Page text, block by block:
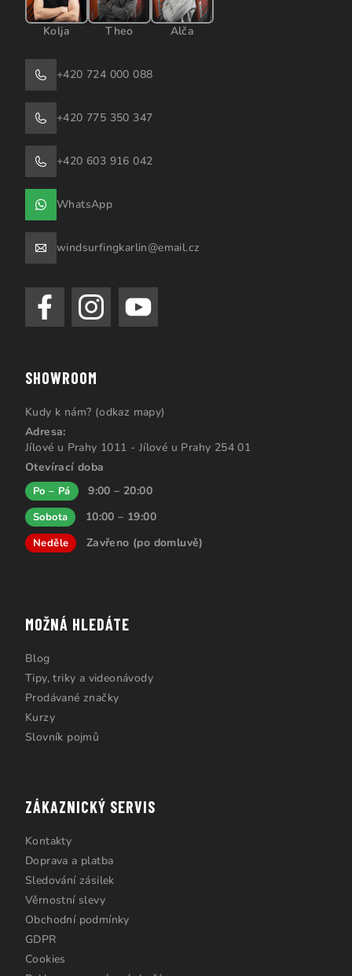
Kolja Theo Alča
+420 724 000 088
+420 775 350 347
+420 603 916 042
WhatsApp
windsurfingkarlin@email.cz
SHOWROOM
Kudy k nám? (odkaz mapy)
Adresa:
Jílové u Prahy 1011 - Jílové u Prahy 254 01
Otevírací doba
Po – Pá 9:00 – 20:00
Sobota 10:00 – 19:00
Neděle Zavřeno (po domluvě)
MOŽNÁ HLEDÁTE
Blog
Tipy, triky a videonávody
Prodávané značky
Kurzy
Slovník pojmů
ZÁKAZNICKÝ SERVIS
Kontakty
Doprava a platba
Sledování zásilek
Věrnostní slevy
Obchodní podmínky
GDPR
Cookies